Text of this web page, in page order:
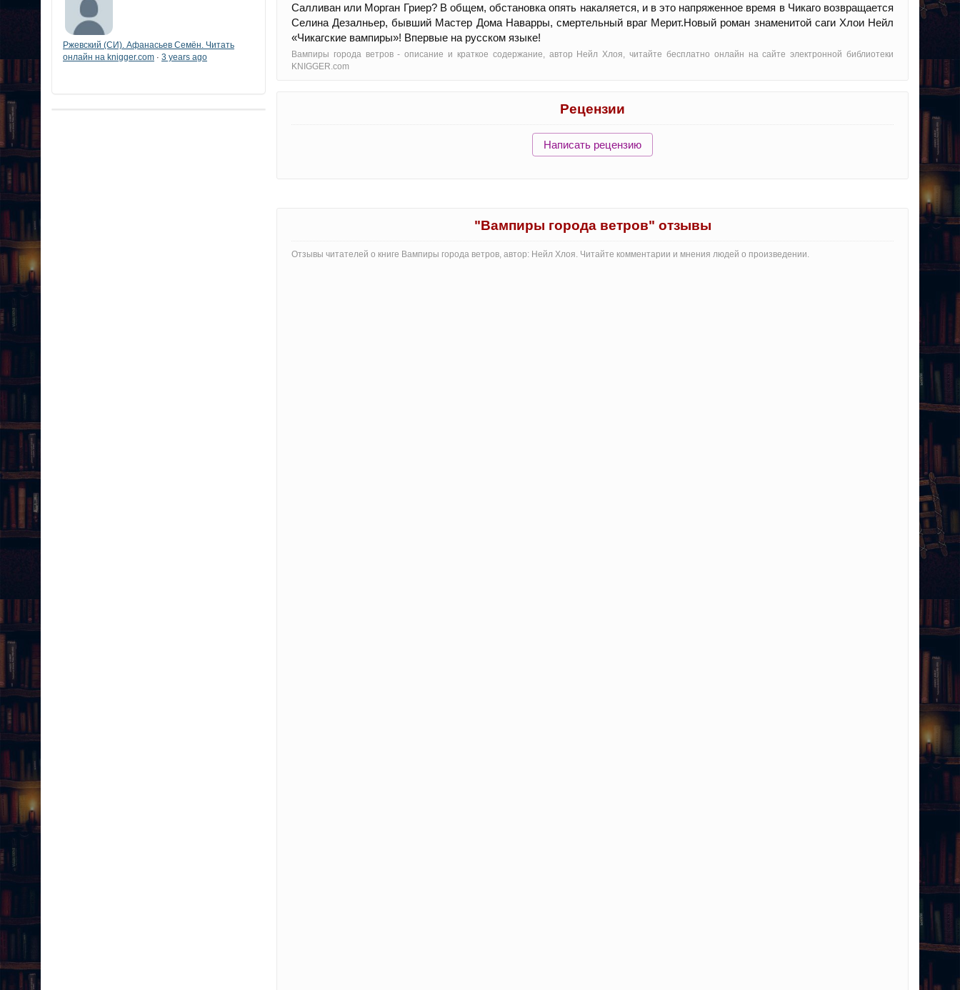
Ржевский (СИ). Афанасьев Семён. Читать
онлайн на knigger.com · 3 years ago
Салливан или Морган Гриер? В общем, обстановка опять накаляется, и в это напряженное время в Чикаго возвращается
Селина Дезалньер, бывший Мастер Дома Наварры, смертельный враг Мерит.Новый роман знаменитой саги Хлои Нейл
«Чикагские вампиры»! Впервые на русском языке!
Вампиры города ветров - oписание и краткое содержание, автор Нейл Хлоя, читайте бесплатно онлайн на сайте электронной библиотеки
KNIGGER.com
Рецензии
Написать рецензию
"Вампиры города ветров" отзывы
Отзывы читателей о книге Вампиры города ветров, автор: Нейл Хлоя. Читайте комментарии и мнения людей о произведении.